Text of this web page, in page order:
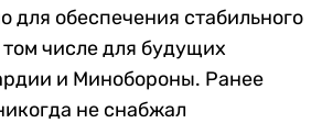
для обеспечения стабильного
числе для будущих
и Минобороны. Ранее
не снабжал